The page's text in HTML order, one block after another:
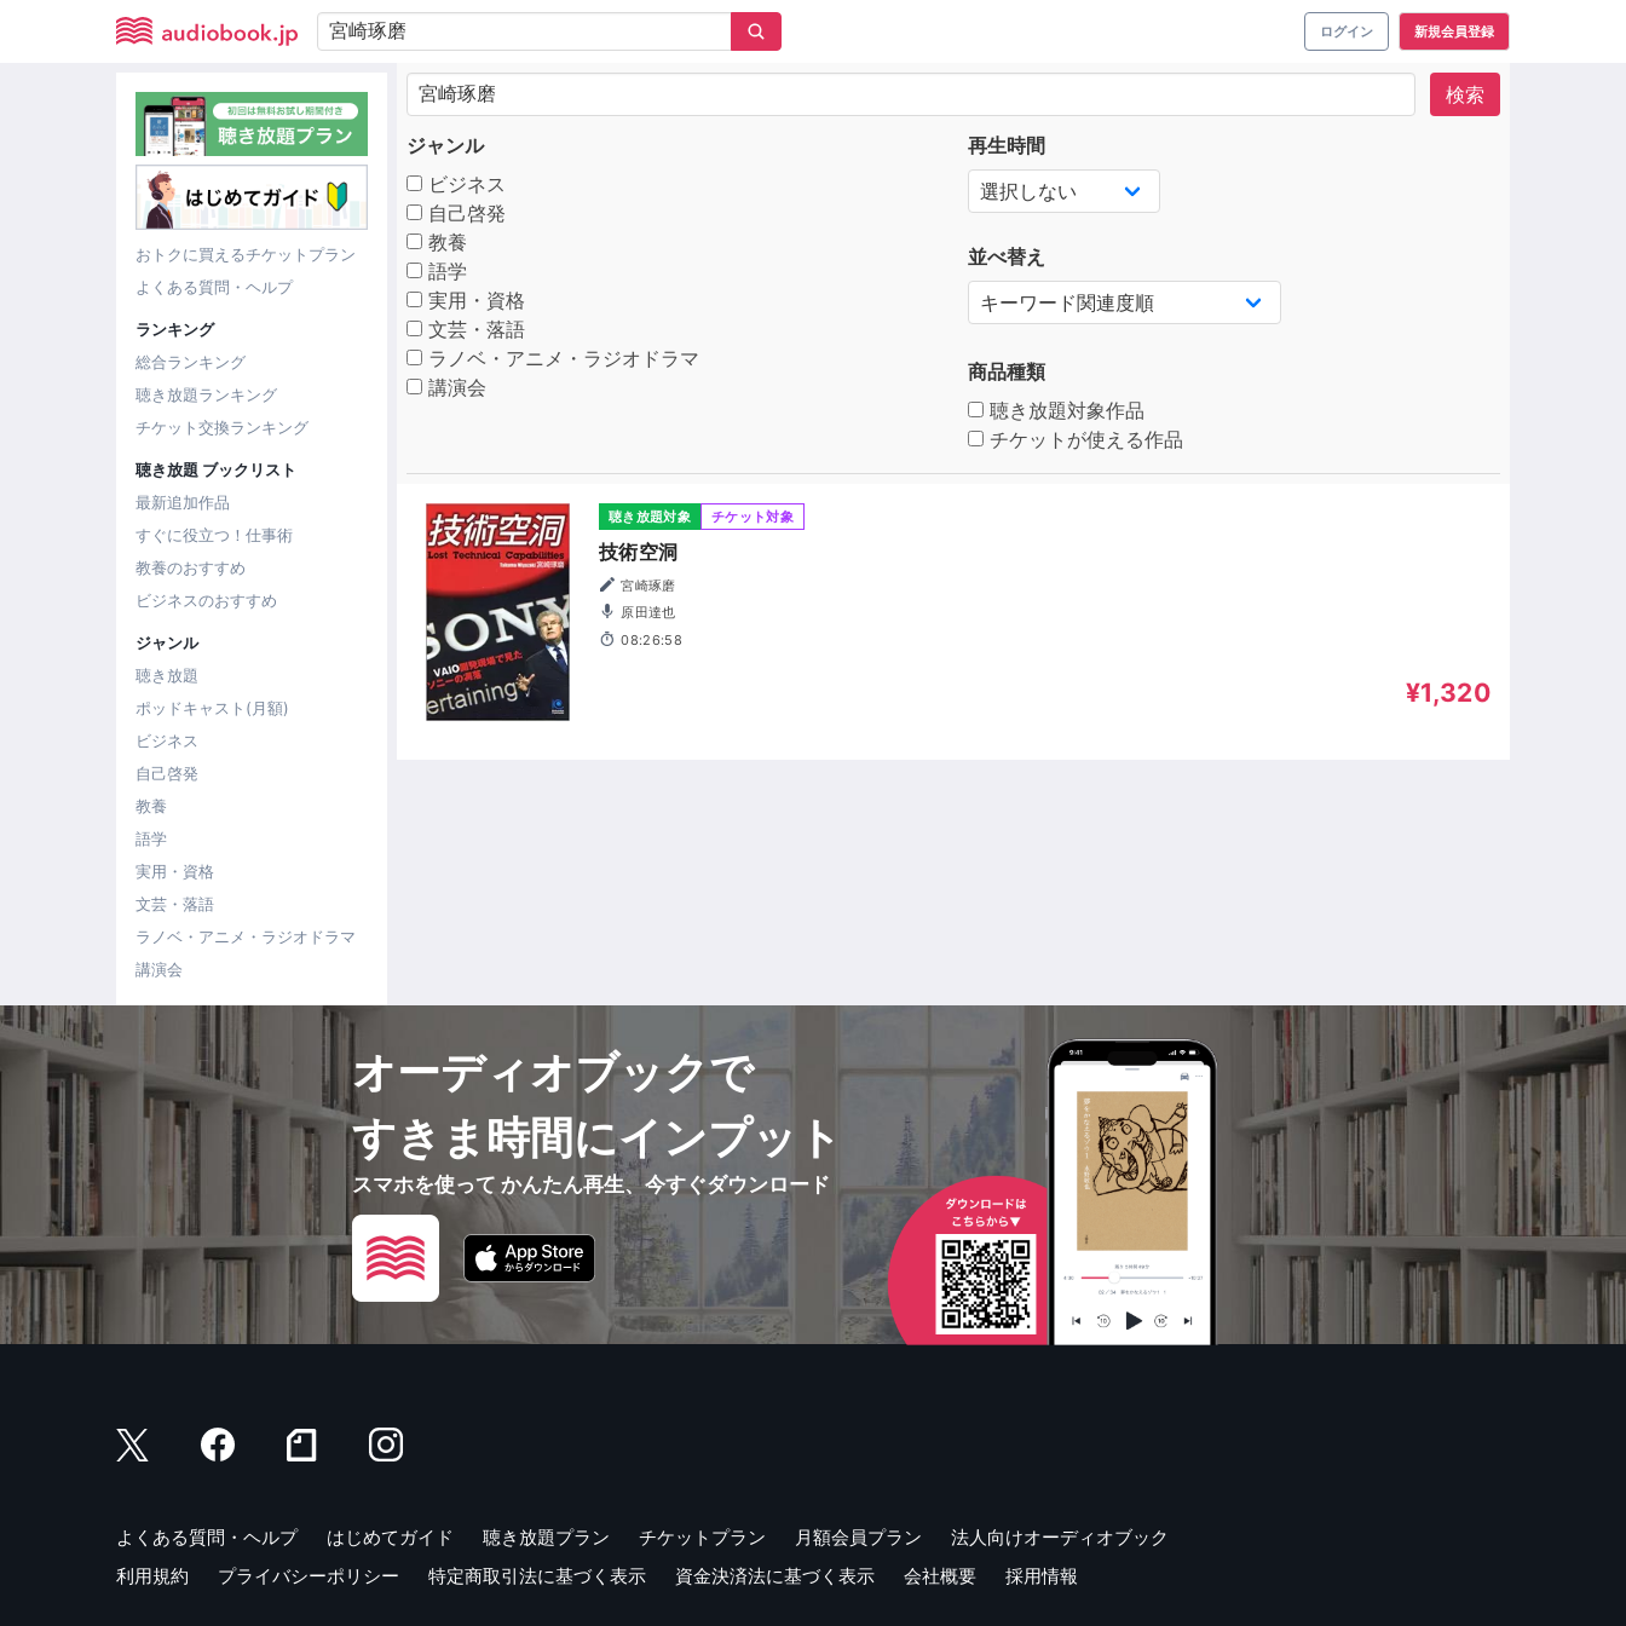
ログイン 新規会員登録
おトクに買えるチケットプラン
よくある質問・ヘルプ
ランキング
総合ランキング
聴き放題ランキング
チケット交換ランキング
聴き放題 ブックリスト
最新追加作品
すぐに役立つ！仕事術
教養のおすすめ
ビジネスのおすすめ
ジャンル
聴き放題
ポッドキャスト(月額)
ビジネス
自己啓発
教養
語学
実用・資格
文芸・落語
ラノベ・アニメ・ラジオドラマ
講演会
検索
ジャンル
ビジネス
自己啓発
教養
語学
実用・資格
文芸・落語
ラノベ・アニメ・ラジオドラマ
講演会
再生時間
並べ替え
商品種類
聴き放題対象作品
チケットが使える作品
聴き放題対象 チケット対象
技術空洞
宮崎琢磨
原田達也
08:26:58
¥1,320
オーディオブックで
すきま時間にインプット
スマホを使って かんたん再生、今すぐダウンロード
よくある質問・ヘルプ はじめてガイド 聴き放題プラン チケットプラン 月額会員プラン
法人向けオーディオブック
利用規約
プライバシーポリシー 特定商取引法に基づく表示 資金決済法に基づく表示 会社概要 採用情報